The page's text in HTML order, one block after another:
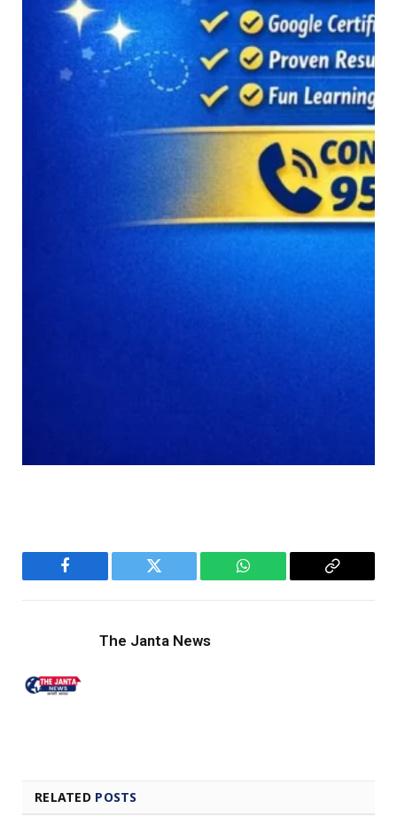
Facebook Twitter WhatsApp
Copy
The Janta News
RELATED POSTS